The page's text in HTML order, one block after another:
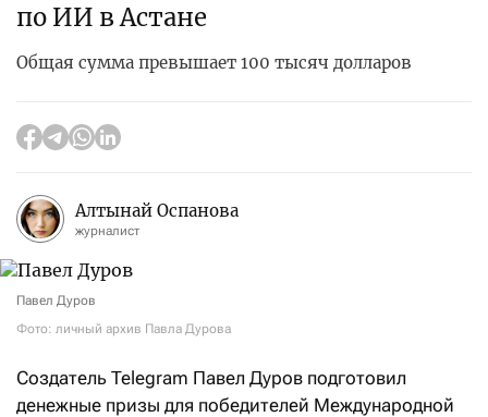
по ИИ в Астане
Общая сумма превышает 100 тысяч долларов
Алтынай Оспанова
журналист
Павел Дуров
Фото: личный архив Павла Дурова
Создатель Telegram Павел Дуров подготовил
денежные призы для победителей Международной